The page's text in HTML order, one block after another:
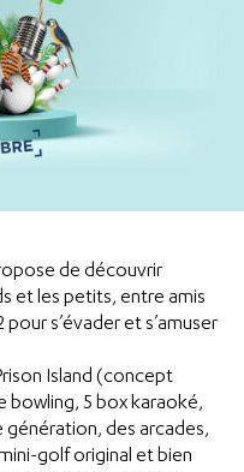
de découvrir
et les petits, entre amis
s’évader et s’amuser
Island (concept
bowling, 5 box karaoké,
des arcades,
golf original et bien